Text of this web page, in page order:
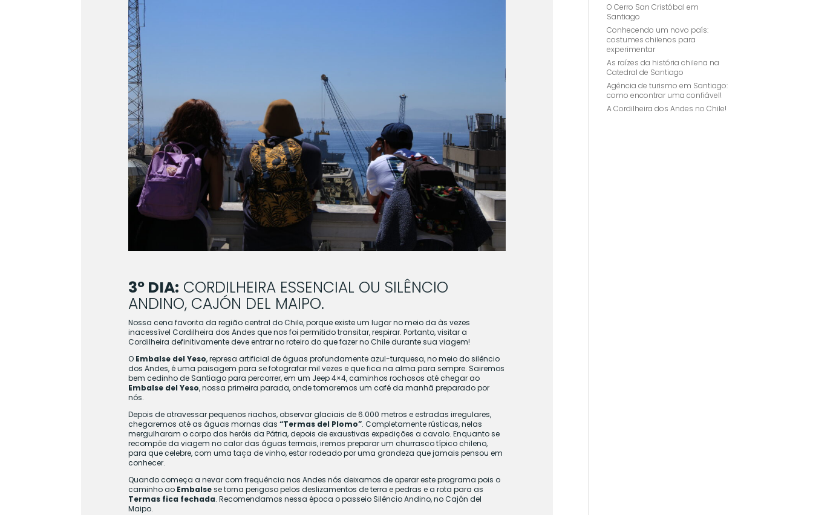
3º DIA: CORDILHEIRA ESSENCIAL OU SILÊNCIO
ANDINO, CAJÓN DEL MAIPO.
Nossa cena favorita da região central do Chile, porque existe um lugar no meio da às vezes
inacessível Cordilheira dos Andes que nos foi permitido transitar, respirar. Portanto, visitar a
Cordilheira definitivamente deve entrar no roteiro do que fazer no Chile durante sua viagem!
O Embalse del Yeso, represa artificial de águas profundamente azul-turquesa, no meio do silêncio
dos Andes, é uma paisagem para se fotografar mil vezes e que fica na alma para sempre. Sairemos
bem cedinho de Santiago para percorrer, em um Jeep 4×4, caminhos rochosos até chegar ao
Embalse del Yeso, nossa primeira parada, onde tomaremos um café da manhã preparado por
nós.
Depois de atravessar pequenos riachos, observar glaciais de 6.000 metros e estradas irregulares,
chegaremos até as águas mornas das“Termas del Plomo”. Completamente rústicas, nelas
mergulharam o corpo dos heróis da Pátria, depois de exaustivas expedições a cavalo. Enquanto se
recompõe da viagem no calor das águas termais, iremos preparar um churrasco típico chileno,
para que celebre, com uma taça de vinho, estar rodeado por uma grandeza que jamais pensou em
conhecer.
Quando começa a nevar com frequência nos Andes nós deixamos de operar este programa pois o
caminho ao Embalsese torna perigoso pelos deslizamentos de terra e pedras e a rota para as
Termas fica fechada. Recomendamos nessa época o passeio Silêncio Andino, no Cajón del
Maipo.
O Cerro San Cristóbal em
Santiago
Conhecendo um novo país:
costumes chilenos para
experimentar
As raízes da história chilena na
Catedral de Santiago
Agência de turismo em Santiago:
como encontrar uma confiável!
A Cordilheira dos Andes no Chile!